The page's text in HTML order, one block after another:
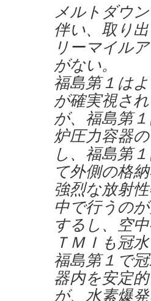
メルトダウ
伴い、取り
リーマイル
がない。
福島第１は
が確実視さ
が、福島第
炉圧力容器
し、福島第
て外側の格
強烈な放射
中で行うの
するし、空
ＴＭＩも冠
福島第１で
器内を安定
が、水素爆